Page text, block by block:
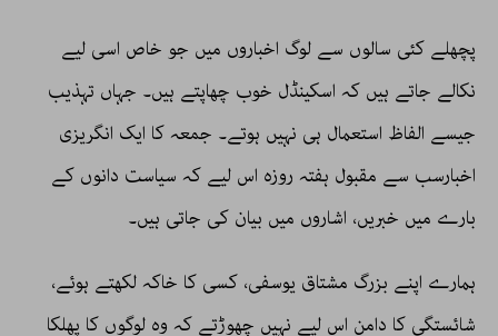
پچھلے کئی سالوں سے لوگ اخباروں میں جو خاص اسی لیے
نکالے جاتے ہیں کہ اسکینڈل خوب چھاپتے ہیں۔ جہاں تہذیب
جیسے الفاظ استعمال ہی نہیں ہوتے۔ جمعہ کا ایک انگریزی
اخبارسب سے مقبول ہفتہ روزہ اس لیے کہ سیاست دانوں کے
بارے میں خبریں، اشاروں میں بیان کی جاتی ہیں۔
ہمارے اپنے بزرگ مشتاق یوسفی، کسی کا خاکہ لکھتے ہوئے،
شائستگی کا دامن اس لیے نہیں چھوڑتے کہ وہ لوگوں کا پھلکا